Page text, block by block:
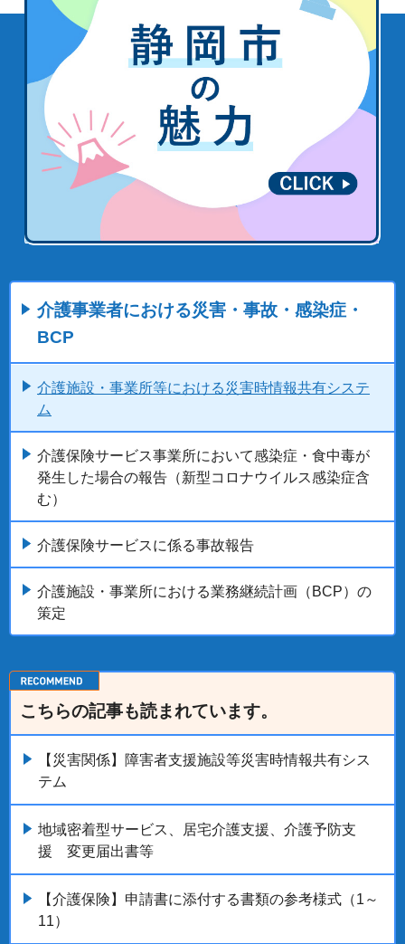
介護事業者における災害・事故・感染症・
BCP
介護施設・事業所等における災害時情報共有システ
ム
介護保険サービス事業所において感染症・食中毒が
発生した場合の報告（新型コロナウイルス感染症含
む）
介護保険サービスに係る事故報告
介護施設・事業所における業務継続計画（BCP）の
策定
こちらの記事も読まれています。
【災害関係】障害者支援施設等災害時情報共有シス
テム
地域密着型サービス、居宅介護支援、介護予防支
援 変更届出書等
【介護保険】申請書に添付する書類の参考様式（1～
11）